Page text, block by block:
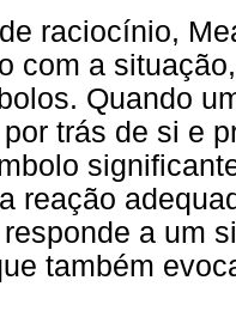
raciocínio,
com a
Quando
trás de si e
reação
a um
também